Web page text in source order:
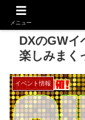
DXのGWイ
楽しみまく
イベント情報
メニュー